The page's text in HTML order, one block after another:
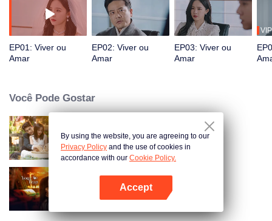
Abra o programa
EP01: Viver ou
Amar
EP02: Viver ou
Amar
EP03: Viver ou
Amar
VIP
Você Pode Gostar
Amor Como um Contrato
Your Trap
By using the website, you are agreeing to our
Privacy Policy and the use of cookies in
accordance with our Cookie Policy.
Accept